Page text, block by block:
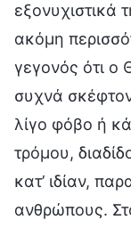
εξονυχιστικά
ακόμη
γεγονός ότι ο
συχνά
λίγο φόβο ή
τρόμου,
κατ’ ιδίαν,
ανθρώπους.